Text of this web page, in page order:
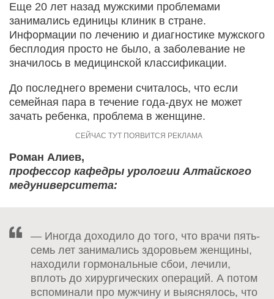
Еще 20 лет назад мужскими проблемами
занимались единицы клиник в стране.
Информации по лечению и диагностике мужского
бесплодия просто не было, а заболевание не
значилось в медицинской классификации.
До последнего времени считалось, что если
семейная пара в течение года-двух не может
зачать ребенка, проблема в женщине.
Роман Алиев,
профессор кафедры урологии Алтайского
медуниверситета:
— Иногда доходило до того, что врачи пять-
семь лет занимались здоровьем женщины,
находили гормональные сбои, лечили,
вплоть до хирургических операций. А потом
вспоминали про мужчину и выяснялось, что